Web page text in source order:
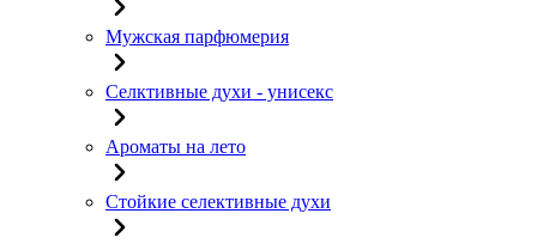
Мужская парфюмерия
Селктивные духи - унисекс
Ароматы на лето
Стойкие селективные духи